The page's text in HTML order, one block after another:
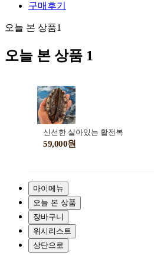
구매후기
오늘 본 상품1
오늘 본 상품 1
신선한 살아있는 활전복
59,000원
마이메뉴
오늘 본 상품
장바구니
위시리스트
상단으로